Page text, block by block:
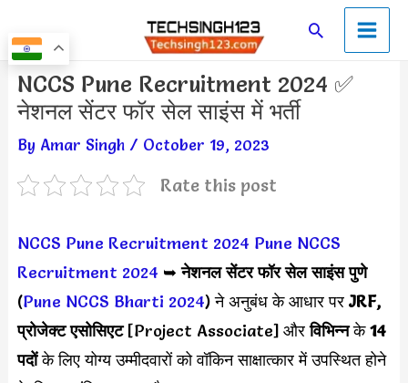
to
content
SearchMain
Menu
NCCS Pune Recruitment 2024 ✅
नेशनल सेंटर फॉर सेल साइंस में भर्ती
By Amar Singh / October 19, 2023
Rate this post
NCCS Pune Recruitment 2024 Pune NCCS
Recruitment 2024 ➥नेशनल सेंटर फॉर सेल साइंस पुणे
(Pune NCCS Bharti 2024) ने अनुबंध के आधार परJRF,
प्रोजेक्ट एसोसिएट[Project Associate] औरविभिन्नके14
पदोंके लिए योग्य उम्मीदवारों को वॉकिन साक्षात्कार में उपस्थित होने
Post
navigation